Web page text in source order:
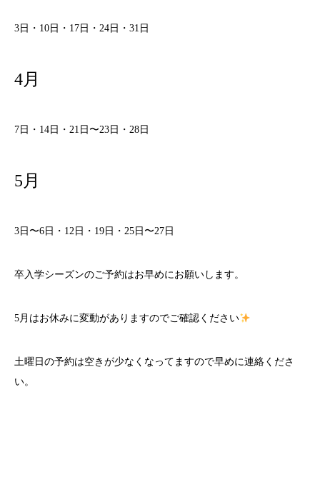
3日・10日・17日・24日・31日
4月
7日・14日・21日〜23日・28日
5月
3日〜6日・12日・19日・25日〜27日
卒入学シーズンのご予約はお早めにお願いします。
5月はお休みに変動がありますのでご確認ください
土曜日の予約は空きが少なくなってますので早めに連絡くださ
い。